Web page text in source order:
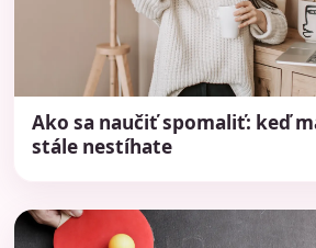
Ako sa naučiť spomaliť: keď
stále nestíhate